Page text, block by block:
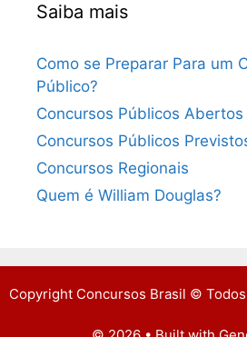
Saiba mais
Como se Preparar Para um
Público?
Concursos Públicos
Concursos Públicos
Concursos Regionais
Quem é William Douglas?
Copyright Concursos Brasil ©